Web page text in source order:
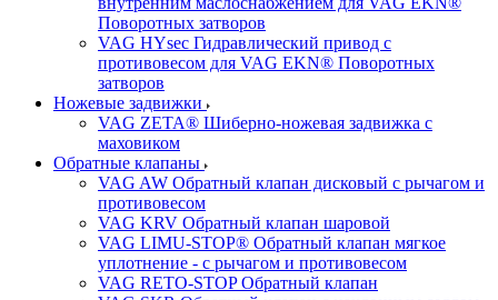
Поворотных затворов
VAG HYsec Гидравлический привод с
противовесом для VAG EKN® Поворотных
затворов
Ножевые задвижки
VAG ZETA® Шиберно-ножевая задвижка с
маховиком
Обратные клапаны
VAG AW Обратный клапан дисковый с рычагом и
противовесом
VAG KRV Обратный клапан шаровой
VAG LIMU-STOP® Обратный клапан мягкое
уплотнение - с рычагом и противовесом
VAG RETO-STOP Обратный клапан